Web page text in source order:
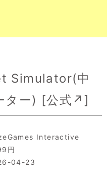
Simulator(中
ター) [公式↗]
Interactive
円
04-23